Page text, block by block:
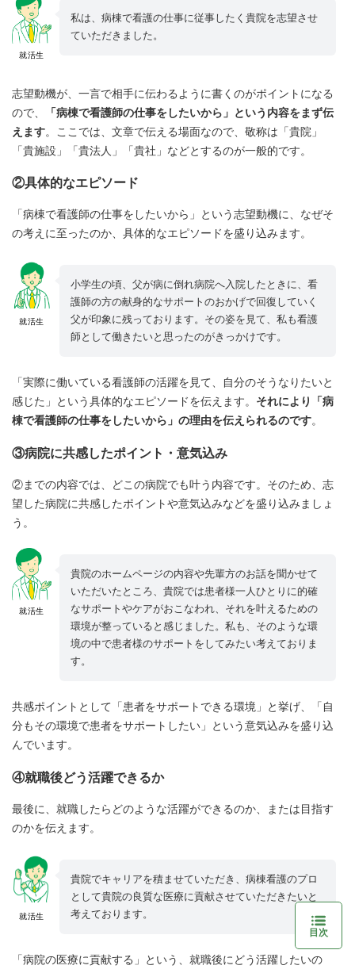
就活生
私は、病棟で看護の仕事に従事したく貴院を志望させ
ていただきました。
志望動機が、一言で相手に伝わるように書くのがポイントになる
ので、
「病棟で看護師の仕事をしたいから」という内容をまず伝
えます。ここでは、文章で伝える場面なので、敬称は「貴院」
「貴施設」「貴法人」「貴社」などとするのが一般的です。
②具体的なエピソード
「病棟で看護師の仕事をしたいから」という志望動機に、なぜそ
の考えに至ったのか、具体的なエピソードを盛り込みます。
就活生
小学生の頃、父が病に倒れ病院へ入院したときに、看
護師の方の献身的なサポートのおかげで回復していく
父が印象に残っております。その姿を見て、私も看護
師として働きたいと思ったのがきっかけです。
「実際に働いている看護師の活躍を見て、自分のそうなりたいと
感じた」という具体的なエピソードを伝えます。 それにより「病
棟で看護師の仕事をしたいから」の理由を伝えられるのです。
③病院に共感したポイント・意気込み
②までの内容では、どこの病院でも叶う内容です。そのため、志
望した病院に共感したポイントや意気込みなどを盛り込みましょ
う。
就活生
貴院のホームページの内容や先輩方のお話を聞かせて
いただいたところ、貴院では患者様一人ひとりに的確
なサポートやケアがおこなわれ、それを叶えるための
環境が整っていると感じました。私も、そのような環
境の中で患者様のサポートをしてみたい考えておりま
す。
共感ポイントとして「患者をサポートできる環境」と挙げ、「自
分もその環境で患者をサポートしたい」という意気込みを盛り込
んでいます。
④就職後どう活躍できるか
最後に、就職したらどのような活躍ができるのか、または目指す
のかを伝えます。
就活生
貴院でキャリアを積ませていただき、病棟看護のプロ
として貴院の良質な医療に貢献させていただきたいと
考えております。
「病院の医療に貢献する」という、就職後にどう活躍したいの
目次